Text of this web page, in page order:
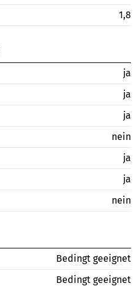
1,8
ja
ja
ja
nein
ja
ja
nein
Bedingt geeignet
Bedingt geeignet